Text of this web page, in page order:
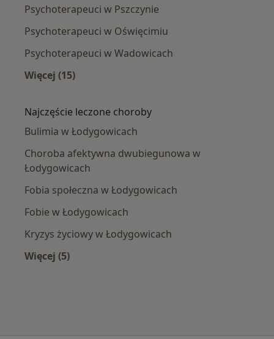
Psychoterapeuci w Pszczynie
Psychoterapeuci w Oświęcimiu
Psychoterapeuci w Wadowicach
Więcej (15)
Najczęście leczone choroby
Bulimia w Łodygowicach
Choroba afektywna dwubiegunowa w
Łodygowicach
Fobia społeczna w Łodygowicach
Fobie w Łodygowicach
Kryzys życiowy w Łodygowicach
Więcej (5)